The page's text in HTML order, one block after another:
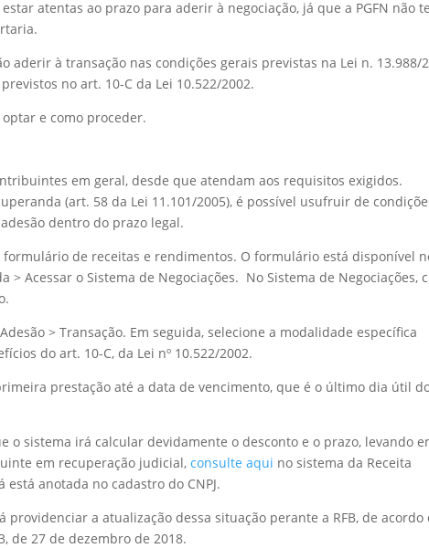
atentas ao prazo para aderir à negociação, já que a PGFN não
aderir à transação nas condições gerais previstas na Lei n. 13.988/
no art. 10-C da Lei 10.522/2002.
e como proceder.
em geral, desde que atendam aos requisitos exigidos.
(art. 58 da Lei 11.101/2005), é possível usufruir de
dentro do prazo legal.
de receitas e rendimentos. O formulário está disponível
> Acessar o Sistema de Negociações. No Sistema de Negociações,
> Transação. Em seguida, selecione a modalidade específica
do art. 10-C, da Lei nº 10.522/2002.
prestação até a data de vencimento, que é o último dia útil
sistema irá calcular devidamente o desconto e o prazo, levando
em recuperação judicial,consulte aqui no sistema da Receita
está anotada no cadastro do CNPJ.
a atualização dessa situação perante a RFB, de acordo
de 27 de dezembro de 2018.